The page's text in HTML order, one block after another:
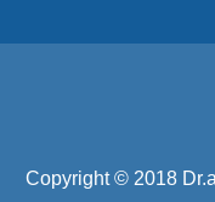
Copyright©2018